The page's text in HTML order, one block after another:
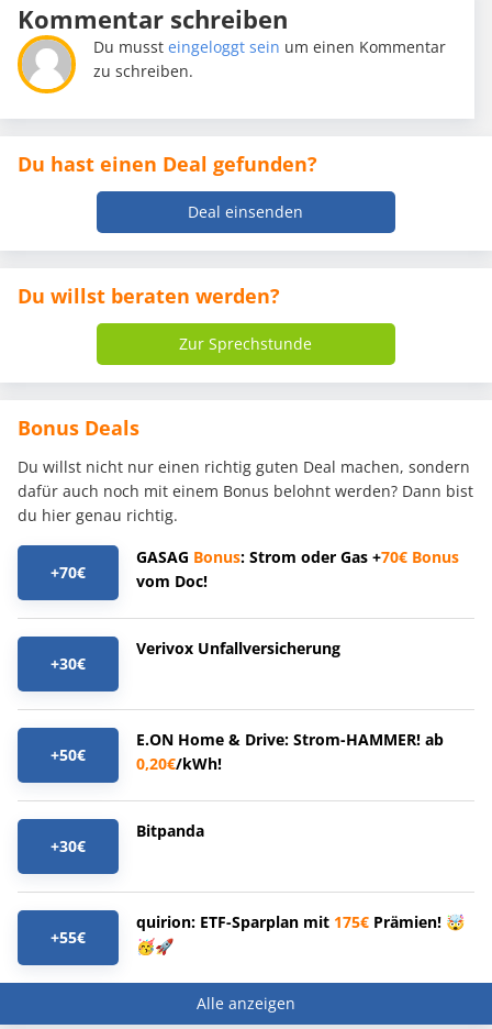
Kommentar schreiben
Du mussteingeloggt sein um einen Kommentar
zu schreiben.
Du hast einen Deal gefunden?
Deal einsenden
Du willst beraten werden?
Zur Sprechstunde
Bonus Deals
Du willst nicht nur einen richtig guten Deal machen, sondern
dafür auch noch mit einem Bonus belohnt werden? Dann bist
du hier genau richtig.
+70€
GASAG Bonus: Strom oder Gas +70€ Bonus
vom Doc!
+30€
Verivox Unfallversicherung
+50€
E.ON Home & Drive: Strom-HAMMER! ab
0,20€/kWh!
+30€
Bitpanda
+55€
quirion: ETF-Sparplan mit 175€ Prämien! 🤯
🥳🚀
Alle anzeigen